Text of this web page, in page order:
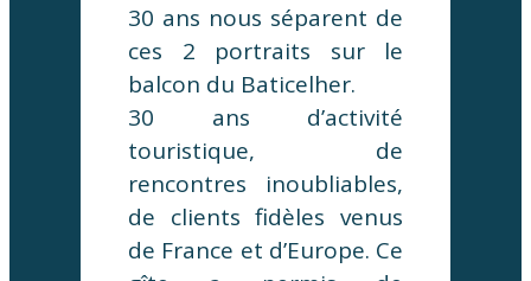
30 ans nous séparent de
ces 2 portraits sur le
balcon du Baticelher.
30 ans d’activité
touristique, de
rencontres inoubliables,
de clients fidèles venus
de France et d’Europe. Ce